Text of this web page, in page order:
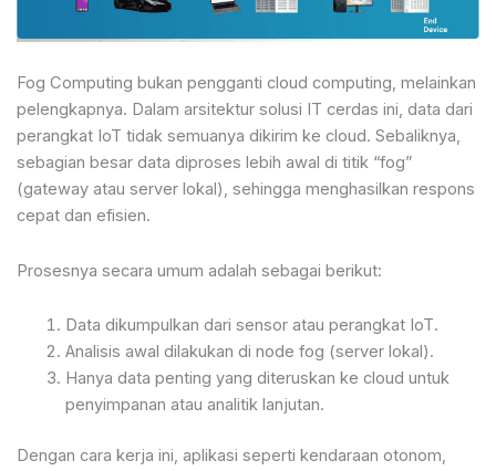
Fog Computing bukan pengganti cloud computing, melainkan
pelengkapnya. Dalam arsitektur solusi IT cerdas ini, data dari
perangkat IoT tidak semuanya dikirim ke cloud. Sebaliknya,
sebagian besar data diproses lebih awal di titik “fog”
(gateway atau server lokal), sehingga menghasilkan respons
cepat dan efisien.
Prosesnya secara umum adalah sebagai berikut:
Data dikumpulkan dari sensor atau perangkat IoT.
Analisis awal dilakukan di node fog (server lokal).
Hanya data penting yang diteruskan ke cloud untuk
penyimpanan atau analitik lanjutan.
Dengan cara kerja ini, aplikasi seperti kendaraan otonom,